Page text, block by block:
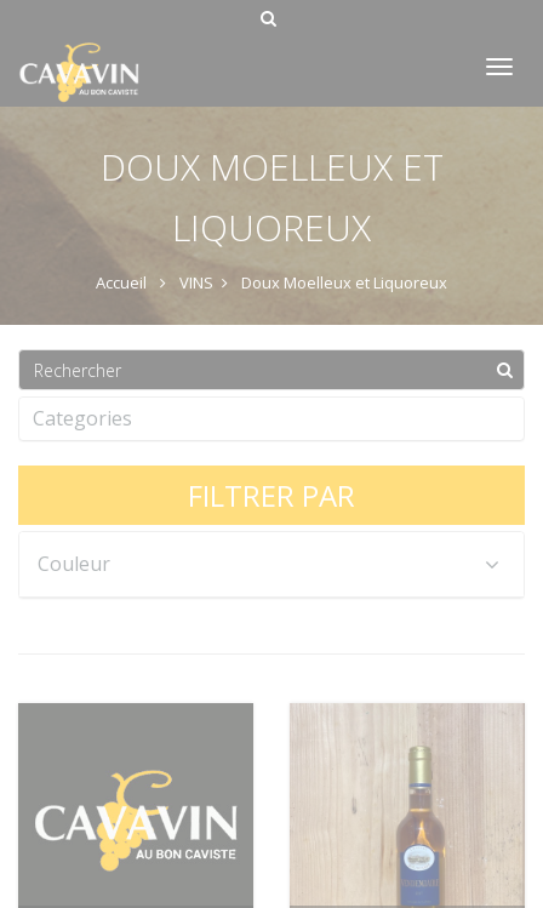
DOUX MOELLEUX ET
LIQUOREUX
Accueil VINS Doux Moelleux et Liquoreux
Categories
FILTRER PAR
Couleur